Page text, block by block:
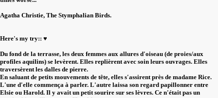
Agatha Christie, The Stymphalian Birds.
Here's my try:: ♥️
Du fond de la terrasse, les deux femmes aux allures d'oiseau (de proies/aux
profiles aquilins) se levèrent. Elles replièrent avec soin leurs ouvrages. Elles
traversèrent les dalles de pierre.
En saluant de petits mouvements de tête, elles s'assirent près de madame Rice.
L'une d'elle commença à parler. L'autre laissa son regard papillonner entre
Elsie ou Harold. Il y avait un petit sourire sur ses lèvres. Ce n'était pas un